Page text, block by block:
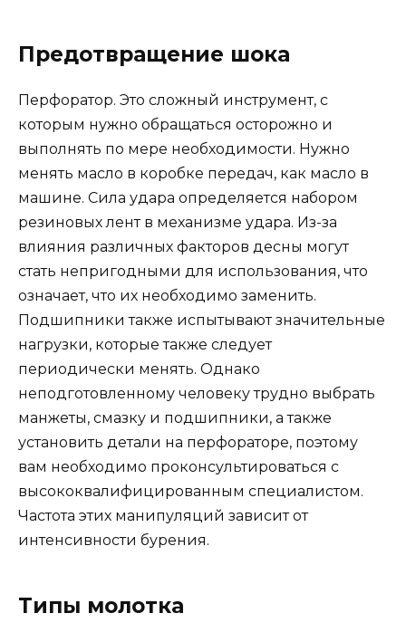
Предотвращение шока
Перфоратор. Это сложный инструмент, с
которым нужно обращаться осторожно и
выполнять по мере необходимости. Нужно
менять масло в коробке передач, как масло в
машине. Сила удара определяется набором
резиновых лент в механизме удара. Из-за
влияния различных факторов десны могут
стать непригодными для использования, что
означает, что их необходимо заменить.
Подшипники также испытывают значительные
нагрузки, которые также следует
периодически менять. Однако
неподготовленному человеку трудно выбрать
манжеты, смазку и подшипники, а также
установить детали на перфораторе, поэтому
вам необходимо проконсультироваться с
высококвалифицированным специалистом.
Частота этих манипуляций зависит от
интенсивности бурения.
Типы молотка